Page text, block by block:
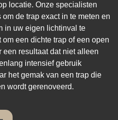
locatie. Onze specialisten
de trap exact in te meten en
in uw eigen lichtinval te
een dichte trap of een open
resultaat dat niet alleen
intensief gebruik
het gemak van een trap die
wordt gerenoveerd.